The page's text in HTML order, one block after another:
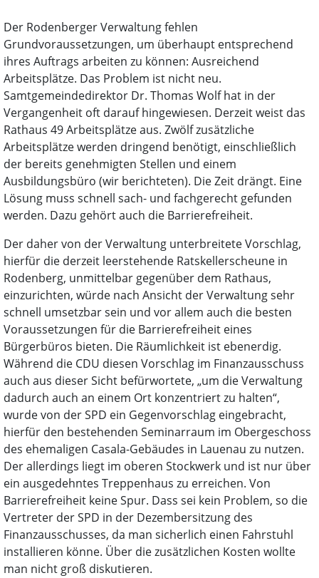
Der Rodenberger Verwaltung fehlen
Grundvoraussetzungen, um überhaupt entsprechend
ihres Auftrags arbeiten zu können: Ausreichend
Arbeitsplätze. Das Problem ist nicht neu.
Samtgemeindedirektor Dr. Thomas Wolf hat in der
Vergangenheit oft darauf hingewiesen. Derzeit weist das
Rathaus 49 Arbeitsplätze aus. Zwölf zusätzliche
Arbeitsplätze werden dringend benötigt, einschließlich
der bereits genehmigten Stellen und einem
Ausbildungsbüro (wir berichteten). Die Zeit drängt. Eine
Lösung muss schnell sach- und fachgerecht gefunden
werden. Dazu gehört auch die Barrierefreiheit.
Der daher von der Verwaltung unterbreitete Vorschlag,
hierfür die derzeit leerstehende Ratskellerscheune in
Rodenberg, unmittelbar gegenüber dem Rathaus,
einzurichten, würde nach Ansicht der Verwaltung sehr
schnell umsetzbar sein und vor allem auch die besten
Voraussetzungen für die Barrierefreiheit eines
Bürgerbüros bieten. Die Räumlichkeit ist ebenerdig.
Während die CDU diesen Vorschlag im Finanzausschuss
auch aus dieser Sicht befürwortete, „um die Verwaltung
dadurch auch an einem Ort konzentriert zu halten“,
wurde von der SPD ein Gegenvorschlag eingebracht,
hierfür den bestehenden Seminarraum im Obergeschoss
des ehemaligen Casala-Gebäudes in Lauenau zu nutzen.
Der allerdings liegt im oberen Stockwerk und ist nur über
ein ausgedehntes Treppenhaus zu erreichen. Von
Barrierefreiheit keine Spur. Dass sei kein Problem, so die
Vertreter der SPD in der Dezembersitzung des
Finanzausschusses, da man sicherlich einen Fahrstuhl
installieren könne. Über die zusätzlichen Kosten wollte
man nicht groß diskutieren.